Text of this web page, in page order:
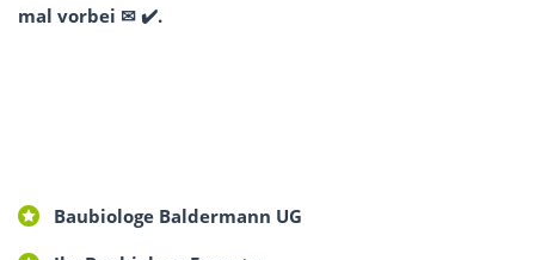
mal vorbei ✉ ✔️.
Baubiologe Baldermann UG